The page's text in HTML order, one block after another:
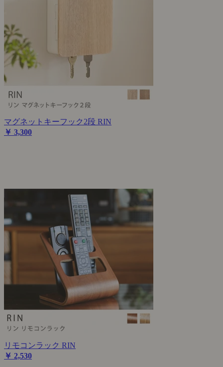
マグネットキーフック2段 RIN
￥ 3,300
リモコンラック RIN
￥ 2,530